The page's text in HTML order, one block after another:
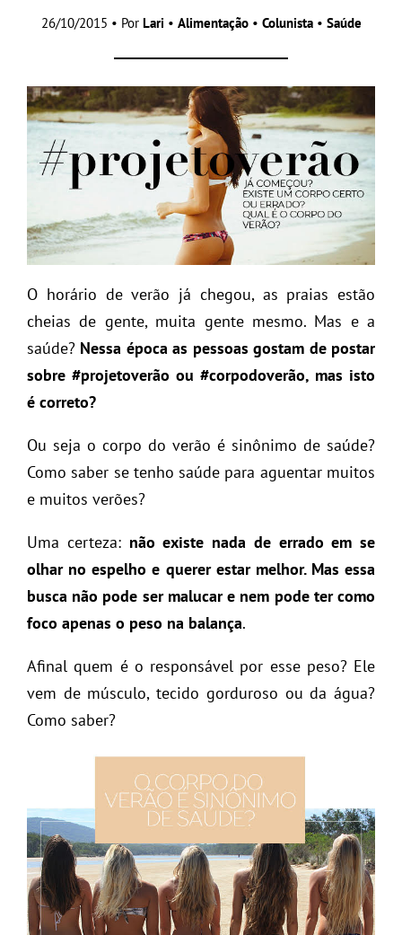
26/10/2015 • Por Lari • Alimentação• Colunista• Saúde
O horário de verão já chegou, as praias estão
cheias de gente, muita gente mesmo. Mas e a
saúde? Nessa época as pessoas gostam de postar
sobre #projetoverão ou #corpodoverão, mas isto
é correto?
Ou seja o corpo do verão é sinônimo de saúde?
Como saber se tenho saúde para aguentar muitos
e muitos verões?
Uma certeza: não existe nada de errado em se
olhar no espelho e querer estar melhor. Mas essa
busca não pode ser malucar e nem pode ter como
foco apenas o peso na balança.
Afinal quem é o responsável por esse peso? Ele
vem de músculo, tecido gorduroso ou da água?
Como saber?